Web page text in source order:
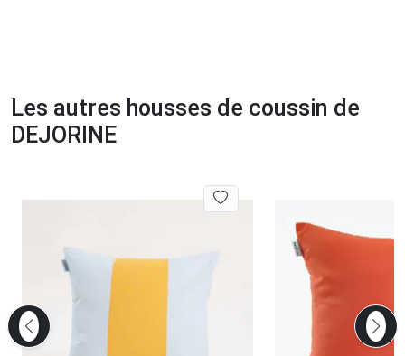
Les autres housses de coussin de
DEJORINE